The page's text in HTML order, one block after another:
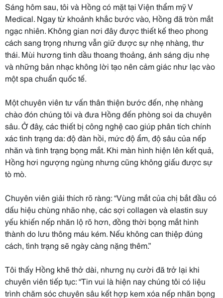
Sáng hôm sau, tôi và Hồng có mặt tại Viện thẩm mỹ V
Medical. Ngay từ khoảnh khắc bước vào, Hồng đã tròn mắt
ngạc nhiên. Không gian nơi đây được thiết kế theo phong
cách sang trọng nhưng vẫn giữ được sự nhẹ nhàng, thư
thái. Mùi hương tinh dầu thoang thoảng, ánh sáng dịu nhẹ
và những bản nhạc không lời tạo nên cảm giác như lạc vào
một spa chuẩn quốc tế.
Một chuyên viên tư vấn thân thiện bước đến, nhẹ nhàng
chào đón chúng tôi và đưa Hồng đến phòng soi da chuyên
sâu. Ở đây, các thiết bị công nghệ cao giúp phân tích chính
xác tình trạng da: độ đàn hồi, mức độ ẩm, độ sâu của nếp
nhăn và tình trạng bọng mắt. Khi màn hình hiện lên kết quả,
Hồng hơi ngượng ngùng nhưng cũng không giấu được sự
tò mò.
Chuyên viên giải thích rõ ràng: “Vùng mắt của chị bắt đầu có
dấu hiệu chùng nhão nhẹ, các sợi collagen và elastin suy
yếu khiến nếp nhăn lộ rõ hơn, đồng thời bọng mắt hình
thành do lưu thông máu kém. Nếu không can thiệp đúng
cách, tình trạng sẽ ngày càng nặng thêm.”
Tôi thấy Hồng khẽ thở dài, nhưng nụ cười đã trở lại khi
chuyên viên tiếp tục: “Tin vui là hiện nay chúng tôi có liệu
trình chăm sóc chuyên sâu kết hợp kem xóa nếp nhăn bọng